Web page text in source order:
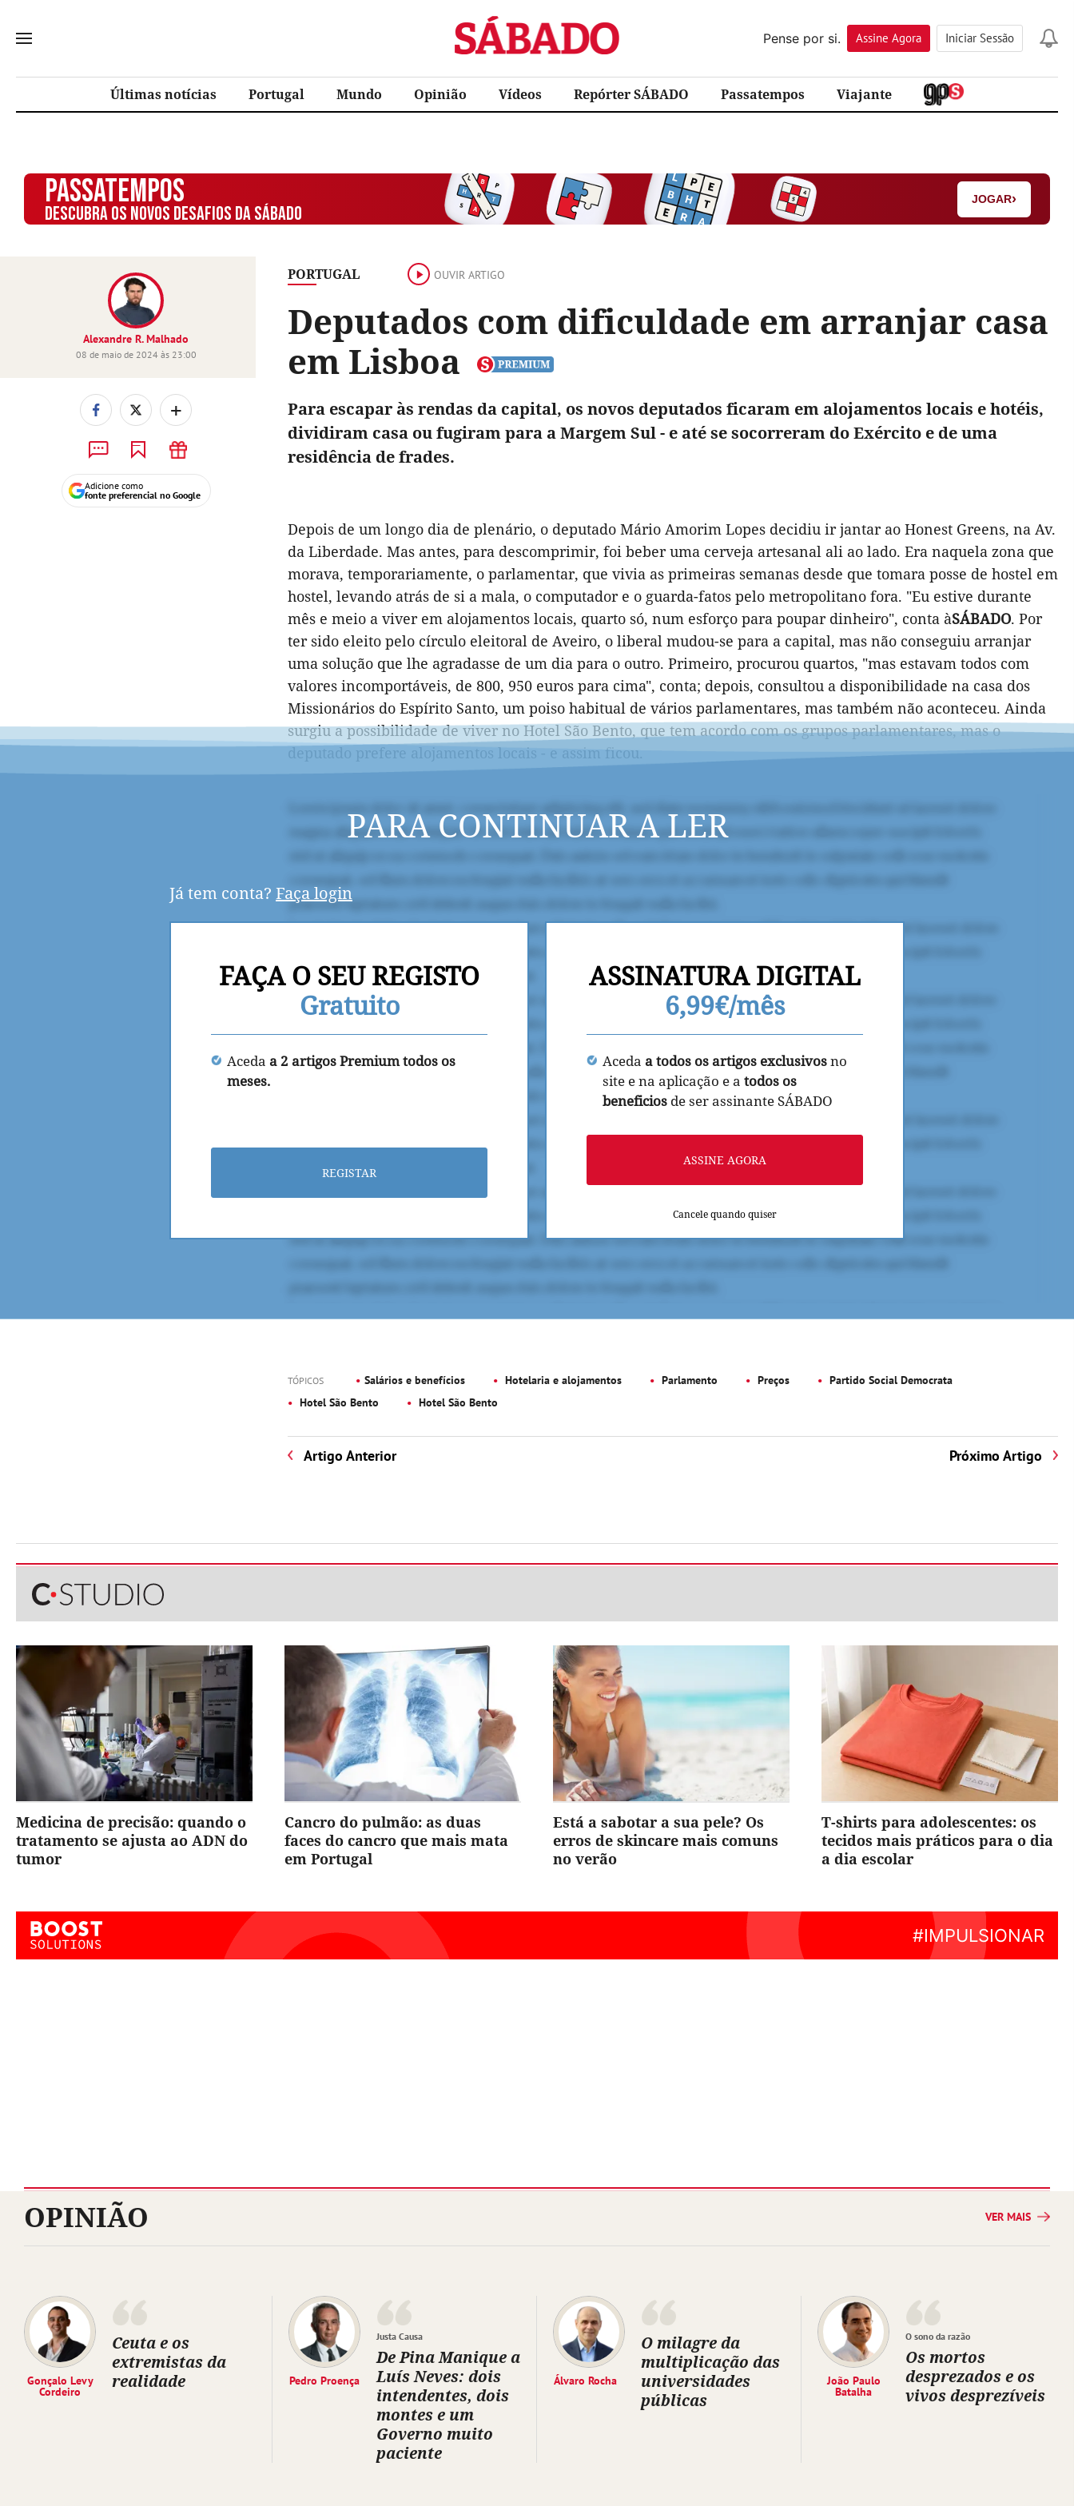
Sábado
Pense por si.
Assine Agora Iniciar Sessão
Últimas notícias Portugal Mundo Opinião Vídeos Repórter SÁBADO Passatempos Viajante
PASSATEMPOS
DESCUBRA OS NOVOS DESAFIOS DA SÁBADO
JOGAR›
PORTUGAL OUVIR ARTIGO
Deputados com dificuldade em arranjar casa
em Lisboa
Alexandre R. Malhado
08 de maio de 2024 às 23:00
+
Adicione como
fonte preferencial no Google
Para escapar às rendas da capital, os novos deputados ficaram em alojamentos locais e hotéis,
dividiram casa ou fugiram para a Margem Sul - e até se socorreram do Exército e de uma
residência de frades.
Depois de um longo dia de plenário, o deputado Mário Amorim Lopes decidiu ir jantar ao Honest Greens, na Av.
da Liberdade. Mas antes, para descomprimir, foi beber uma cerveja artesanal ali ao lado. Era naquela zona que
morava, temporariamente, o parlamentar, que vivia as primeiras semanas desde que tomara posse de hostel em
hostel, levando atrás de si a mala, o computador e o guarda-fatos pelo metropolitano fora. "Eu estive durante
mês e meio a viver em alojamentos locais, quarto só, num esforço para poupar dinheiro", conta àSÁBADO. Por
ter sido eleito pelo círculo eleitoral de Aveiro, o liberal mudou-se para a capital, mas não conseguiu arranjar
uma solução que lhe agradasse de um dia para o outro. Primeiro, procurou quartos, "mas estavam todos com
valores incomportáveis, de 800, 950 euros para cima", conta; depois, consultou a disponibilidade na casa dos
Missionários do Espírito Santo, um poiso habitual de vários parlamentares, mas também não aconteceu. Ainda
surgiu a possibilidade de viver no Hotel São Bento, que tem acordo com os grupos parlamentares, mas o
deputado prefere alojamentos locais - e assim ficou.
PARA CONTINUAR A LER
Já tem conta? Faça login
FAÇA O SEU REGISTO
Gratuito
Aceda a 2 artigos Premium todos os
meses.
REGISTAR
ASSINATURA DIGITAL
6,99€/mês
Aceda a todos os artigos exclusivosno
site e na aplicação e a todos os
beneficios de ser assinante SÁBADO
ASSINE AGORA
Cancele quando quiser
TÓPICOS Salários e benefícios Hotelaria e alojamentos Parlamento Preços
Partido Social Democrata
Hotel São Bento
Hotel São Bento
Artigo Anterior Próximo Artigo
Medicina de precisão: quando o
tratamento se ajusta ao ADN do
tumor
Cancro do pulmão: as duas
faces do cancro que mais mata
em Portugal
Está a sabotar a sua pele? Os
erros de skincare mais comuns
no verão
T-shirts para adolescentes: os
tecidos mais práticos para o dia
a dia escolar
OPINIÃO VER MAIS
Gonçalo Levy
Cordeiro
Ceuta e os
extremistas da
realidade
Pedro Proença
Justa Causa
De Pina Manique a
Luís Neves: dois
intendentes, dois
montes e um
Governo muito
paciente
Álvaro Rocha
O milagre da
multiplicação das
universidades
públicas
João Paulo
Batalha
O sono da razão
Os mortos
desprezados e os
vivos desprezíveis